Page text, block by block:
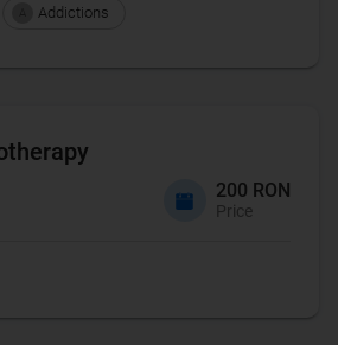
Addictions
200 RON
Price